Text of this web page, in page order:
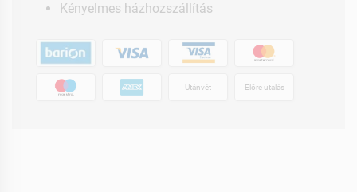
Kényelmes házhozszállítás
Utánvét Előre utalás